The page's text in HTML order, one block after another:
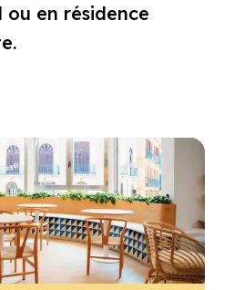
ou en résidence